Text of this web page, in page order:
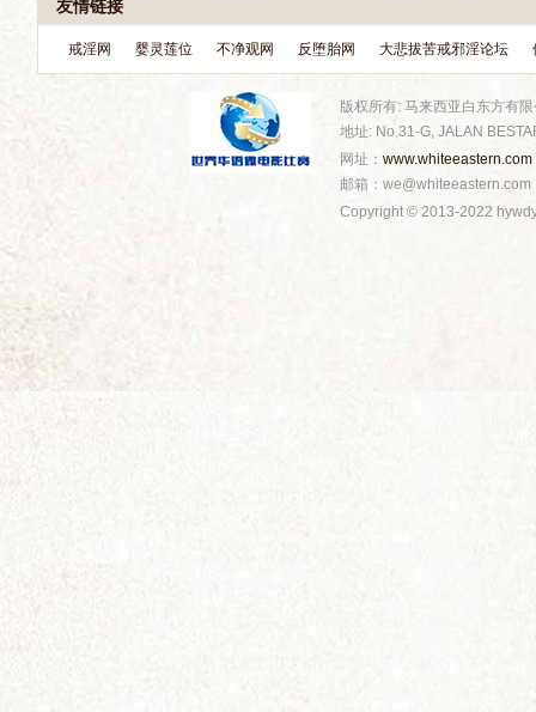
友情链接
戒淫网 婴灵莲位 不净观网 反堕胎网 大悲拔苦戒邪淫论坛
版权所有: 马来西亚白东方有
地址: No.31-G, JALAN
网址： www.whiteeastern.com
邮箱： we@whiteeastern.com
Copyright © 2013-2022